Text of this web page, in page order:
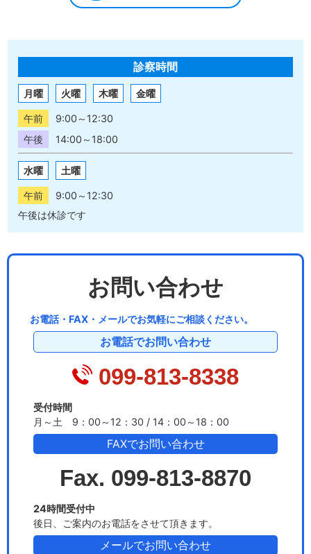
診察時間
月曜 火曜 木曜 金曜
午前
9:00～12:30
午後
14:00～18:00
水曜 土曜
午前
9:00～12:30
午後は休診です
お問い合わせ
お電話・FAX・メールでお気軽にご相談ください。
お電話でお問い合わせ
099-813-8338
受付時間
月～土 9：00～12：30 / 14：00～18：00
FAXでお問い合わせ
Fax. 099-813-8870
24時間受付中
後日、ご案内のお電話をさせて頂きます。
メールでお問い合わせ